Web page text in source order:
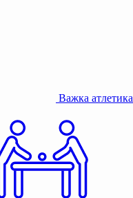
Важка атлетика